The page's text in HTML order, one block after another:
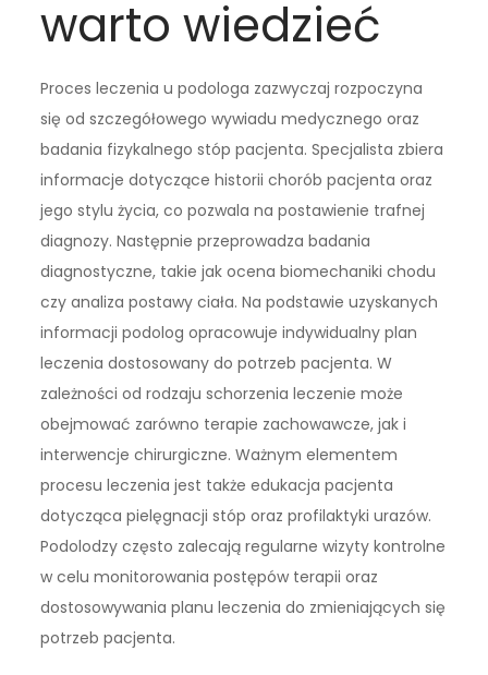
warto wiedzieć
Proces leczenia u podologa zazwyczaj rozpoczyna
się od szczegółowego wywiadu medycznego oraz
badania fizykalnego stóp pacjenta. Specjalista zbiera
informacje dotyczące historii chorób pacjenta oraz
jego stylu życia, co pozwala na postawienie trafnej
diagnozy. Następnie przeprowadza badania
diagnostyczne, takie jak ocena biomechaniki chodu
czy analiza postawy ciała. Na podstawie uzyskanych
informacji podolog opracowuje indywidualny plan
leczenia dostosowany do potrzeb pacjenta. W
zależności od rodzaju schorzenia leczenie może
obejmować zarówno terapie zachowawcze, jak i
interwencje chirurgiczne. Ważnym elementem
procesu leczenia jest także edukacja pacjenta
dotycząca pielęgnacji stóp oraz profilaktyki urazów.
Podolodzy często zalecają regularne wizyty kontrolne
w celu monitorowania postępów terapii oraz
dostosowywania planu leczenia do zmieniających się
potrzeb pacjenta.